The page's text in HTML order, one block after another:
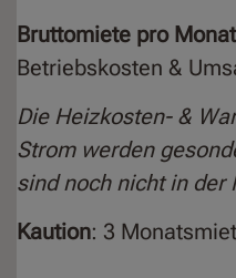
Bruttomiete pro
Betriebskosten &
Die Heizkosten- &
Strom werden
sind noch nicht in der
Kaution: 3